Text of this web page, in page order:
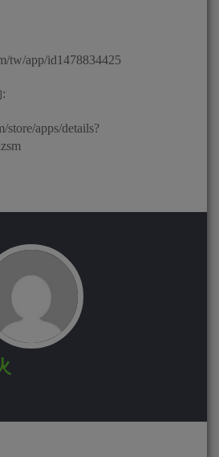
tw/app/id1478834425
store/apps/details?